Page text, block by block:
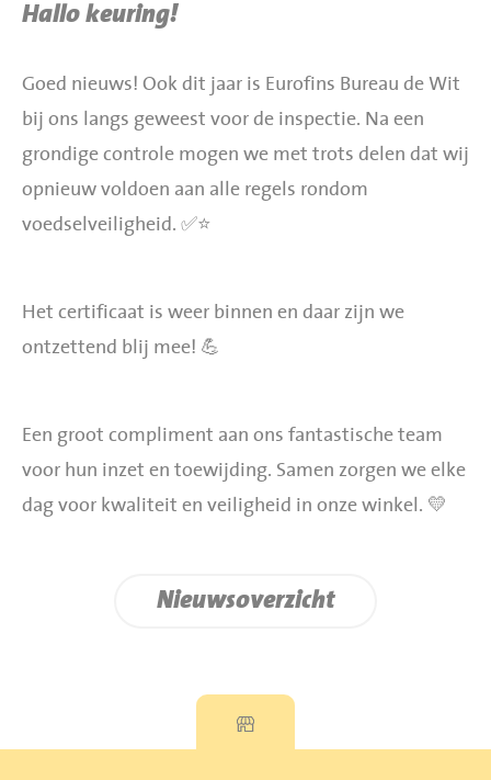
Hallo keuring!
Goed nieuws! Ook dit jaar is Eurofins Bureau de Wit
bij ons langs geweest voor de inspectie. Na een
grondige controle mogen we met trots delen dat wij
opnieuw voldoen aan alle regels rondom
voedselveiligheid. ✅⭐️
Het certificaat is weer binnen en daar zijn we
ontzettend blij mee! 💪
Een groot compliment aan ons fantastische team
voor hun inzet en toewijding. Samen zorgen we elke
dag voor kwaliteit en veiligheid in onze winkel. 💛
Nieuwsoverzicht